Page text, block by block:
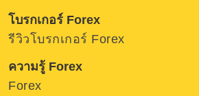
โบรกเกอร์ Forex
รีวิวโบรกเกอร์ Forex
ความรู้ Forex
Forex